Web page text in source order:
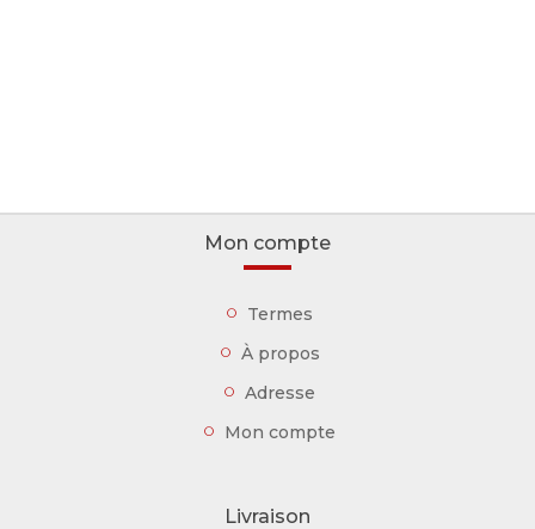
Mon compte
Termes
À propos
Adresse
Mon compte
Livraison